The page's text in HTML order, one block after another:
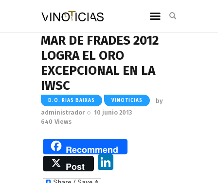
MAR DE FRADES 2012
LOGRA EL ORO
EXCEPCIONAL EN LA
IWSC
D.O. RIAS BAIXAS VINOTICIAS
by
administrador
10 junio 2013
640 Views
Recommend
Post